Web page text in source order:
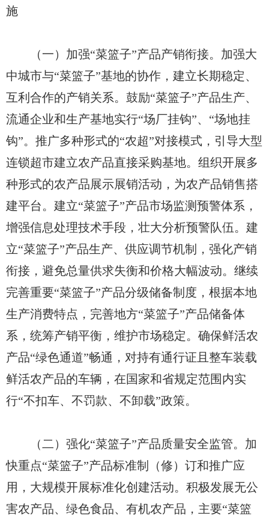
施
（一）加强“菜篮子”产品产销衔接。加强大
中城市与“菜篮子”基地的协作，建立长期稳定、
互利合作的产销关系。鼓励“菜篮子”产品生产、
流通企业和生产基地实行“场厂挂钩”、“场地挂
钩”。推广多种形式的“农超”对接模式，引导大型
连锁超市建立农产品直接采购基地。组织开展多
种形式的农产品展示展销活动，为农产品销售搭
建平台。建立“菜篮子”产品市场监测预警体系，
增强信息处理技术手段，壮大分析预警队伍。建
立“菜篮子”产品生产、供应调节机制，强化产销
衔接，避免总量供求失衡和价格大幅波动。继续
完善重要“菜篮子”产品分级储备制度，根据本地
生产消费特点，完善地方“菜篮子”产品储备体
系，统筹产销平衡，维护市场稳定。确保鲜活农
产品“绿色通道”畅通，对持有通行证且整车装载
鲜活农产品的车辆，在国家和省规定范围内实
行“不扣车、不罚款、不卸载”政策。
（二）强化“菜篮子”产品质量安全监管。加
快重点“菜篮子”产品标准制（修）订和推广应
用，大规模开展标准化创建活动。积极发展无公
害农产品、绿色食品、有机农产品，主要“菜篮